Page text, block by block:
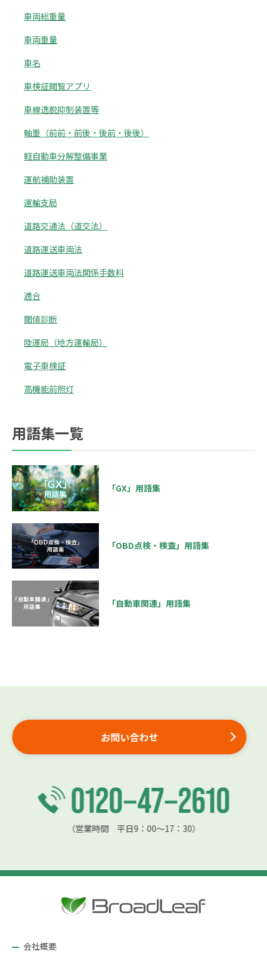
車両総重量
車両重量
車名
車検証閲覧アプリ
車線逸脱抑制装置等
軸重（前前・前後・後前・後後）
軽自動車分解整備事業
運航補助装置
運輸支局
道路交通法（道交法）
道路運送車両法
道路運送車両法関係手数料
適合
閾値診断
陸運局（地方運輸局）
電子車検証
高機能前照灯
用語集一覧
「GX」用語集
「OBD点検・検査」用語集
「自動車関連」用語集
お問い合わせ
（営業時間 平日9：00〜17：30）
会社概要